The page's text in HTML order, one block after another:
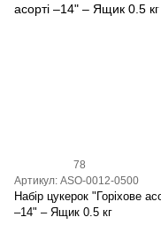
78
Артикул: ASO-0012-0500
Набір цукерок "Горіхове
–14" – Ящик 0.5 кг